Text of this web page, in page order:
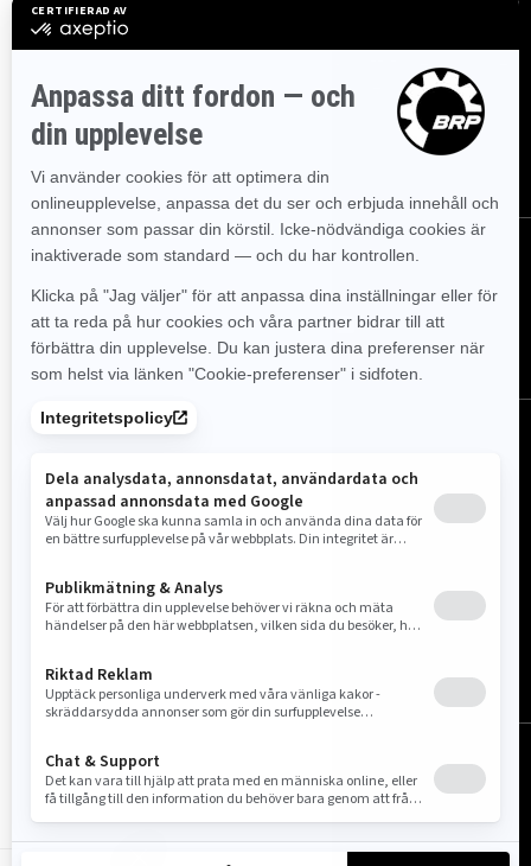
Var först med att få reda på de
senaste evenemangen, nyheterna och erbjudandena.
FÖLJ OSS
Sverige (svenska)
© BRP 2003-2026
Laglig Notering
Sekretesspolicy
Cookie Policy